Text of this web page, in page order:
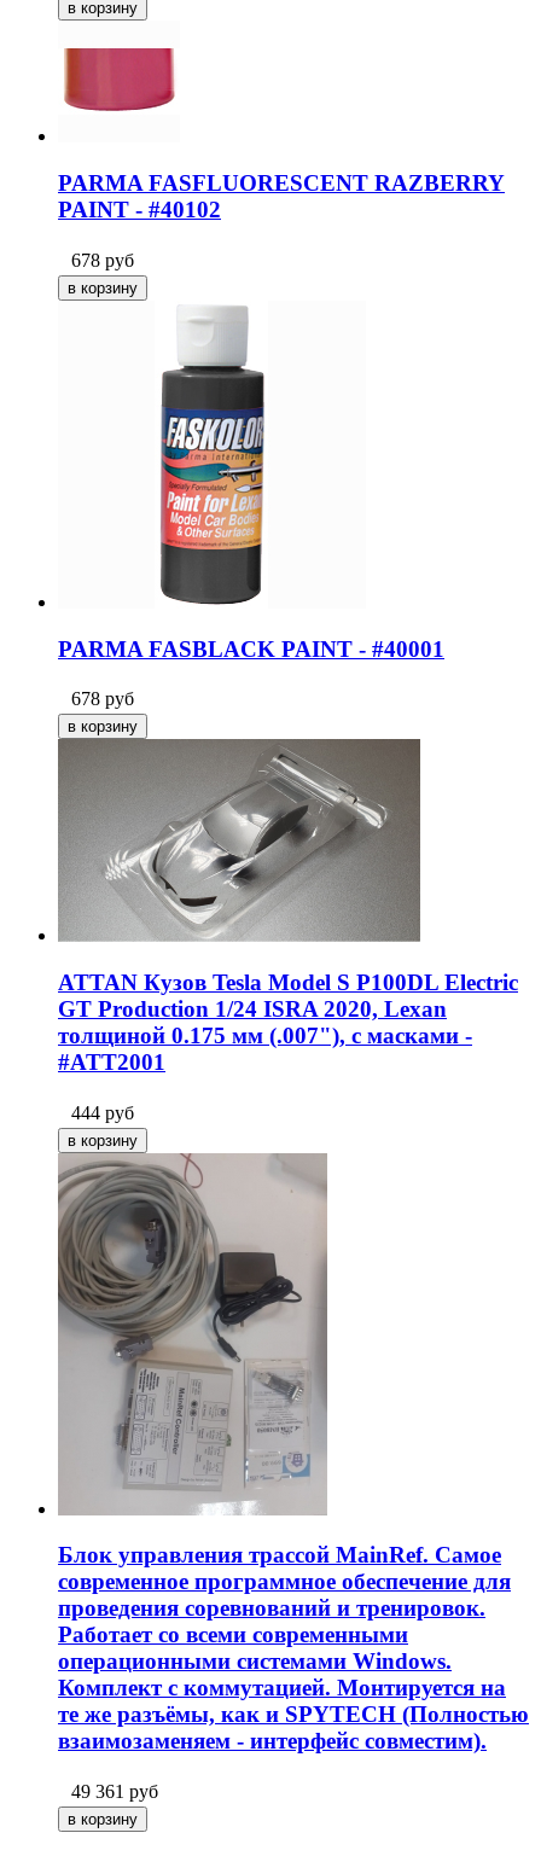
PARMA FASFLUORESCENT RAZBERRY
PAINT - #40102
678 руб
PARMA FASBLACK PAINT - #40001
678 руб
ATTAN Кузов Tesla Model S P100DL Electric
GT Production 1/24 ISRA 2020, Lexan
толщиной 0.175 мм (.007"), с масками -
#ATT2001
444 руб
Блок управления трассой MainRef. Самое
современное программное обеспечение для
проведения соревнований и тренировок.
Работает со всеми современными
операционными системами Windows.
Комплект с коммутацией. Монтируется на
те же разъёмы, как и SPYTECH (Полностью
взаимозаменяем - интерфейс совместим).
49 361 руб